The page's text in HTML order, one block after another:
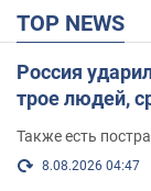
TOP NEWS
Россия
трое людей,
Также есть
8.08.2026 04:47